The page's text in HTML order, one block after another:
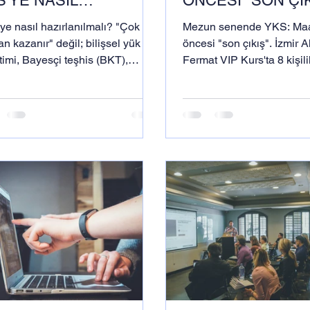
VE
BİR SÜREÇ
nasıl hazırlanılmalı? "Çok
kazanır" değil; bilişsel yük
Bayesçi teşhis (BKT),
bilimsel, veri odaklı YKS
A'DAN Z'YE
EĞİTİM
Mezun senende YKS:
öncesi "son çıkış". İzmir
Fermat VIP Kurs'ta 8
PDR ile mezun